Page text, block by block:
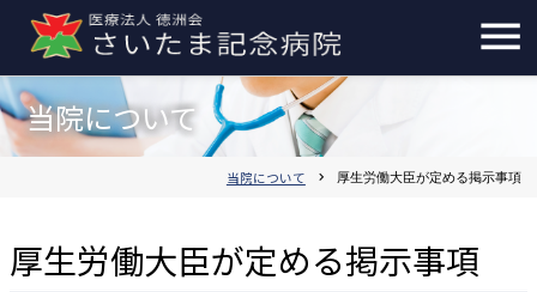
当院について
当院について chevron_right 厚生労働大臣が定める掲示事項
厚生労働大臣が定める掲示事項